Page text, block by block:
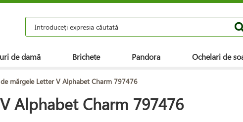
de damă Brichete Pandora Ochelari de
mărgele Letter V Alphabet Charm 797476
Alphabet Charm 797476